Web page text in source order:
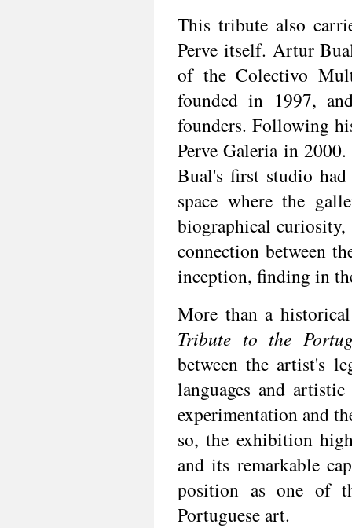
This tribute also
Perve itself. Artur
of the Colectivo
founded in 1997,
founders. Following
Perve Galeria in
Bual's first studio
space where the
biographical curiosity,
connection between
inception, finding in
More than a
Tribute to the
between the artist's
languages and
experimentation and
so, the exhibition
and its remarkable
position as one of
Portuguese art.